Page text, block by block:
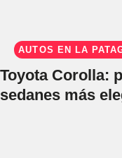
AUTOS EN LA
Toyota Corolla:
sedanes más